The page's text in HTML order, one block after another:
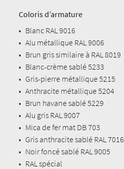
Coloris d’armature
• Blanc RAL 9016
• Alu métallique RAL 9006
• Brun gris similaire à RAL 8019
• Blanc-crème sablé 5233
• Gris-pierre métallique 5215
• Anthracite métallique 5204
• Brun havane sablé 5229
• Alu gris RAL 9007
• Mica de fer mat DB 703
• Gris anthracite sablé RAL 7016
• Noir foncé sablé RAL 9005
• RAL spécial